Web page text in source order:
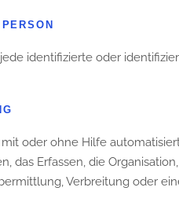
identifizierte oder
oder ohne Hilfe
das Erfassen, die
Verbreitung oder